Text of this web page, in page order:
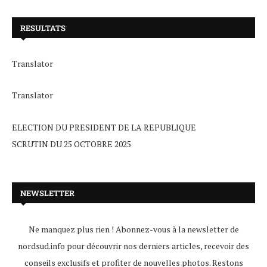
RESULTATS
Translator
Translator
ELECTION DU PRESIDENT DE LA REPUBLIQUE
SCRUTIN DU 25 OCTOBRE 2025
NEWSLETTER
Ne manquez plus rien ! Abonnez-vous à la newsletter de
nordsud.info pour découvrir nos derniers articles, recevoir des
conseils exclusifs et profiter de nouvelles photos. Restons